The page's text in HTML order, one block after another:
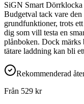
SiGN Smart Dörrklocka
Budgetval tack vare
grundfunktioner, trots
dig som vill testa en
plånboken. Dock märks
tätare laddning kan bli
Rekommenderad
Från 529 kr